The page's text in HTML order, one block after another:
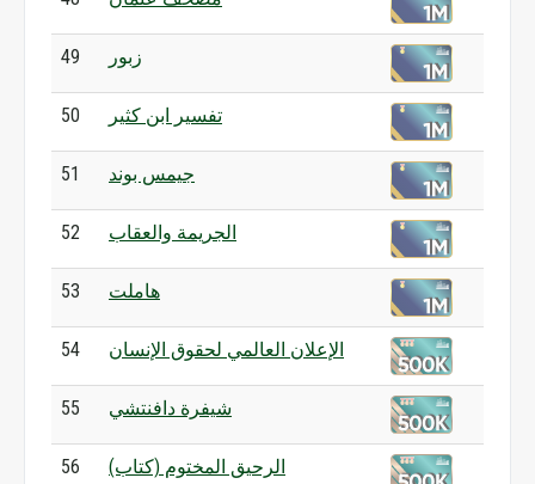
49 زبور
50 تفسير ابن كثير
51 جيمس بوند
52 الجريمة والعقاب
53 هاملت
54 الإعلان العالمي لحقوق الإنسان
55 شيفرة دافنتشي
56 الرحيق المختوم (كتاب)